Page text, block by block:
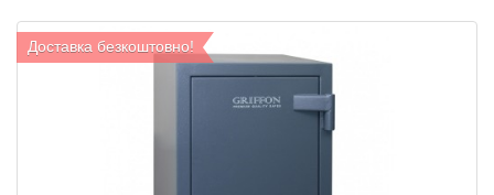
Доставка безкоштовно!